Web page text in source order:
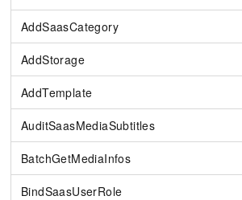
AddSaasCategory
AddStorage
AddTemplate
AuditSaasMediaSubtitles
BatchGetMediaInfos
BindSaasUserRole
在线体验全尺寸、多种模态的模型效果
Happy 系列大模型
灵活可
人工智
大模型解决方案
快速部署 Dify，高效搭建 AI 应用
依托云原生高可用架构,实现Dify私有化部署
开发者生态解决方案
AI 开发和 AI 应用解决方案